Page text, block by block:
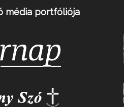
média portfóliója